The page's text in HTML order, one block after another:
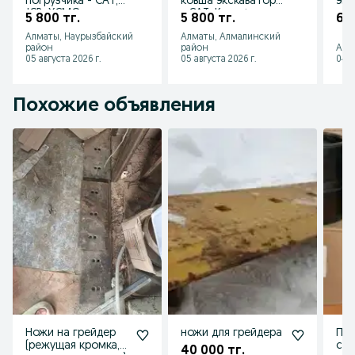
JCB, XCMG,
5 800 тг.
Алматы, Наурызбайский
район
05 августа 2026 г.
- CAT, Komatsu,
5 800 тг.
Алматы, Алмалинский
район
05 августа 2026 г.
6
04
Похожие объявления
Ножи на грейдер
(режущая кромка,
ножи для грейдера
40 000 тг.